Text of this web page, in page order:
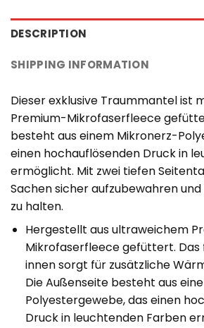
DESCRIPTION
SHIPPING INFORMATION
Dieser exklusive Traummantel ist
Premium-Mikrofaserfleece
besteht aus einem Mikronerz-
einen hochauflösenden Druck in
ermöglicht. Mit zwei tiefen
Sachen sicher aufzubewahren
zu halten.
Hergestellt aus ultraweichem
Mikrofaserfleece gefüttert. Das
innen sorgt für zusätzliche
Die Außenseite besteht aus
Polyestergewebe, das einen
Druck in leuchtenden Farben